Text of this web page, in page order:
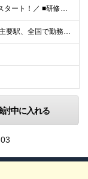
＼研修修了後は月給25万円スタート！／ ■研修修了後 月給25万円＋賞与＋インセンティブ賞与 ※残業代は別途支給 ▽研修期間▽ 【未経験者】 ▶ 月給20万円～ 【固定残業代について】
【47都道府県全国募集】 ・主要駅、全国で勤務可能！ ・どこに住んでいても応募可能！ 【東京本社】 東京都品川区東品川5-9-2 ≪リモート研修♪⾯接も基本的にオンラインで実施します≫ －主要駅
討中に入れる